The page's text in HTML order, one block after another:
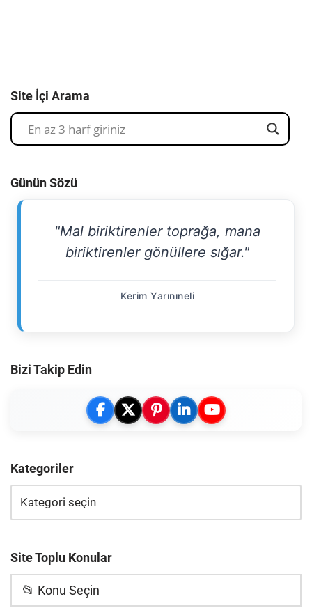
Site İçi Arama
Günün Sözü
"Mal biriktirenler toprağa, mana
biriktirenler gönüllere sığar."
Kerim Yarınıneli
Bizi Takip Edin
Kategoriler
Site Toplu Konular
📂 Konu Seçin